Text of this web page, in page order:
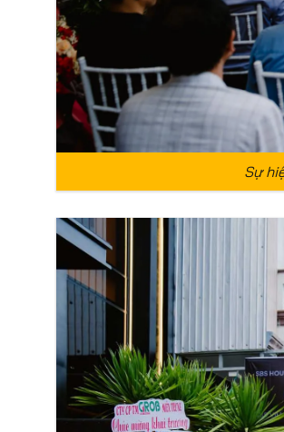
Sự